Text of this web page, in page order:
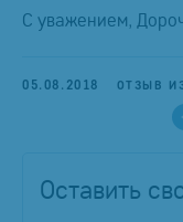
С уважением,
05.08.2018 ОТЗЫВ
Оставить